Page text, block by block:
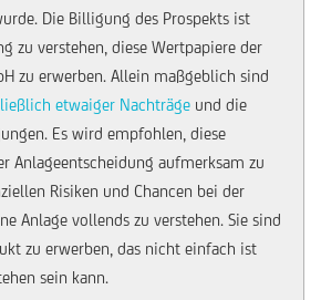
Die Billigung des Prospekts ist
zu verstehen, diese Wertpapiere der
zu erwerben. Allein maßgeblich sind
etwaiger Nachträge und die
Es wird empfohlen, diese
Anlageentscheidung aufmerksam zu
Risiken und Chancen bei der
Anlage vollends zu verstehen. Sie sind
zu erwerben, das nicht einfach ist
sein kann.